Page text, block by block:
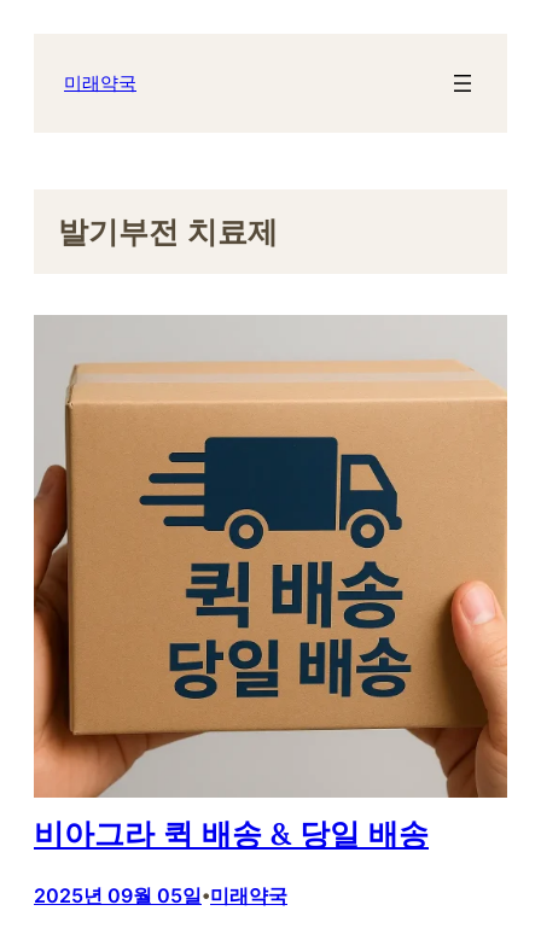
미래약국
발기부전 치료제
비아그라 퀵 배송 & 당일 배송
2025년 09월 05일•미래약국